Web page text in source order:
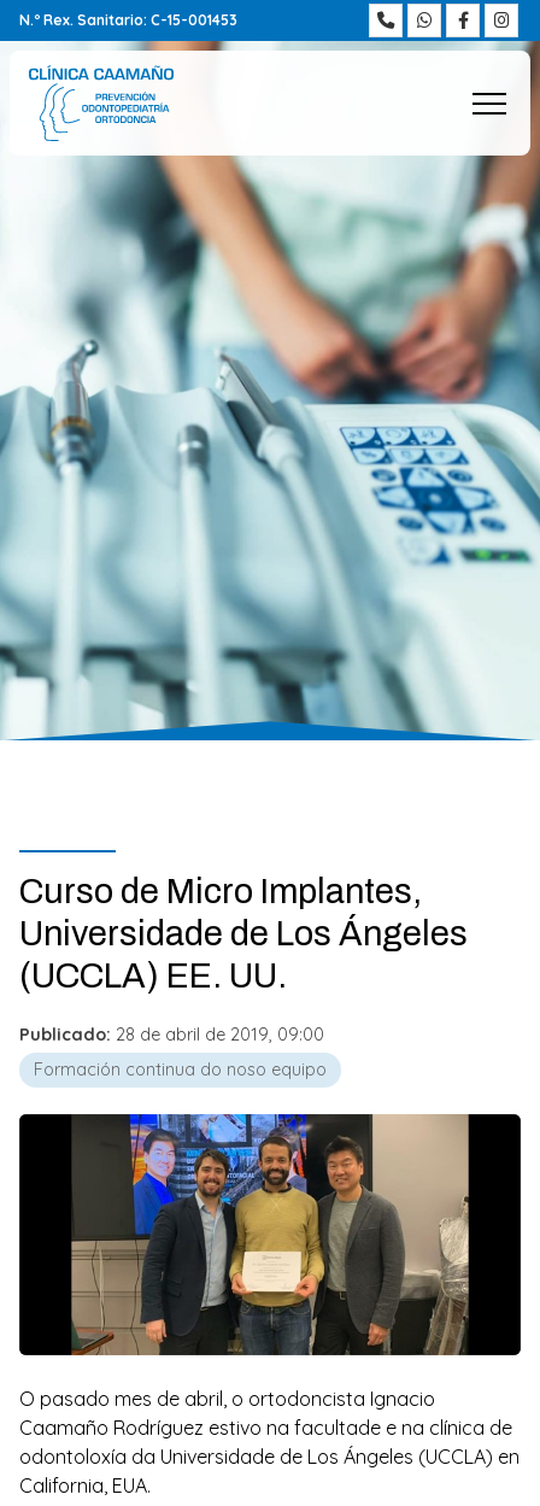
N.º Rex. Sanitario: C-15-001453
Curso de Micro Implantes,
Universidade de Los Ángeles
(UCCLA) EE. UU.
Publicado: 28 de abril de 2019, 09:00
Formación continua do noso equipo
O pasado mes de abril, o ortodoncista Ignacio
Caamaño Rodríguez estivo na facultade e na clínica de
odontoloxía da Universidade de Los Ángeles (UCCLA) en
California, EUA.